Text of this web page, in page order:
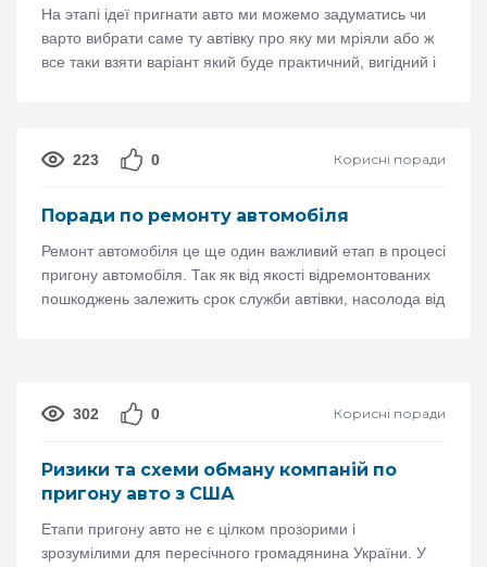
На этапі ідеї пригнати авто ми можемо задуматись чи
варто вибрати саме ту автівку про яку ми мріяли або ж
все таки взяти варіант який буде практичний, вигідний і
223 0 Корисні поради
Поради по ремонту автомобіля
Ремонт автомобіля це ще один важливий етап в процесі
пригону автомобіля. Так як від якості відремонтованих
пошкоджень залежить срок служби автівки, насолода від
302 0 Корисні поради
Ризики та схеми обману компаній по
пригону авто з США
Етапи пригону авто не є цілком прозорими і
зрозумілими для пересічного громадянина України. У